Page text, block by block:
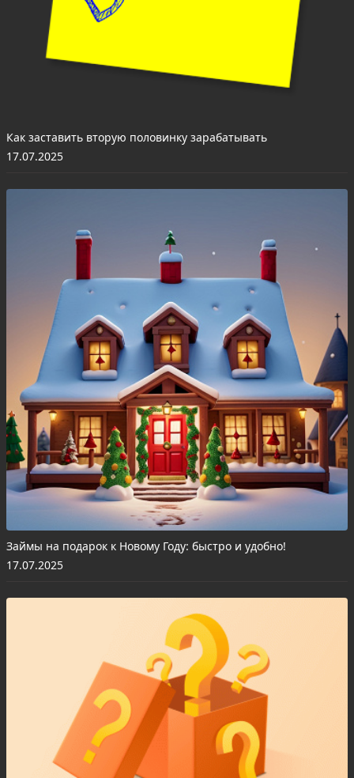
Как заставить вторую половинку зарабатывать
17.07.2025
Займы на подарок к Новому Году: быстро и удобно!
17.07.2025